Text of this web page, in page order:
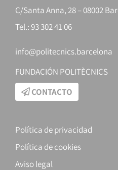
C/Santa Anna, 28 – 08002
Tel.: 93 302 41 06
info@politecnics.barcelona
FUNDACIÓN POLITÈCNICS
CONTACTO
Política de privacidad
Política de cookies
Aviso legal